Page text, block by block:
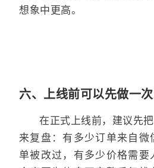
想象中更高。
六、上线前可以先做一
在正式上线前，建议先
来复盘：有多少订单来自微
单被改过，有多少价格需要